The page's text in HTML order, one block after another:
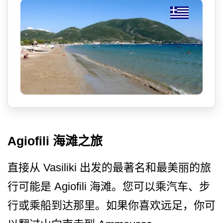
Agiofili 海滩之旅
直接从 Vasiliki 出发的最著名和最美丽的旅
行可能是 Agiofili 海滩。您可以乘汽车、步
行或­乘船到达那里。如果你喜欢远足，你可